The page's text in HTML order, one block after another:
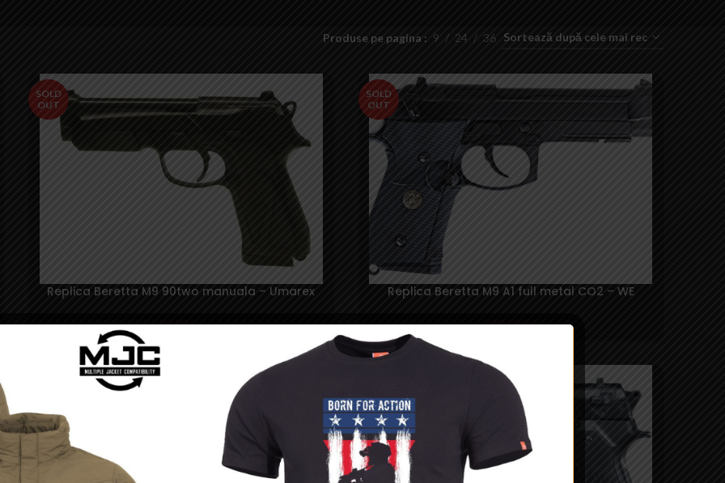
Produse pe pagina 9 24 36
SOLD
OUT
Replica Beretta M9 90two manuala – Umarex
99,99lei
SOLD
OUT
Replica Beretta M9 A1 full metal CO2 – WE
600,00lei
OUT